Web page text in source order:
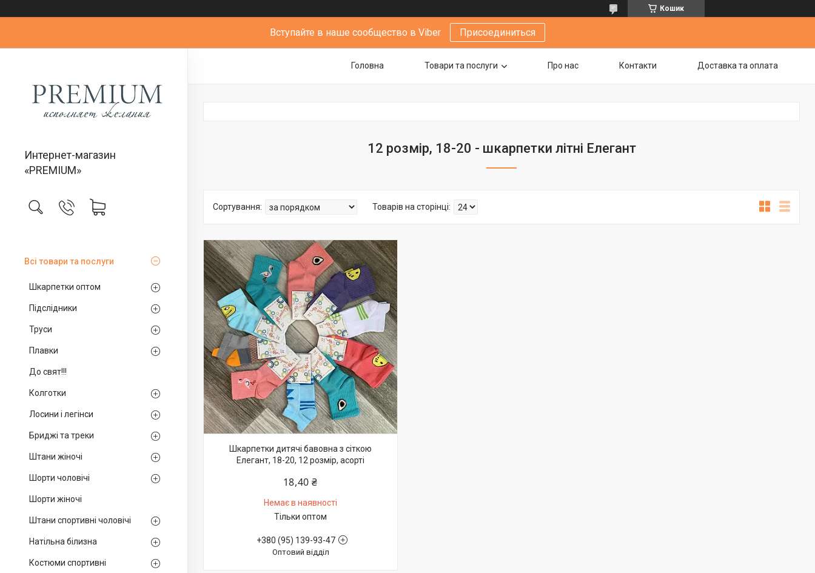
Кошик
Вступайте в наше сообщество в Viber Присоединиться
Интернет-магазин
«PREMIUM»
Всі товари та послуги
Шкарпетки оптом
Підслідники
Труси
Плавки
До свят!!!
Колготки
Лосини і легінси
Бриджі та треки
Штани жіночі
Шорти чоловічі
Шорти жіночі
Штани спортивні чоловічі
Натільна білизна
Костюми спортивні
Головна Товари та послуги Про нас Контакти Доставка та оплата
12 розмір, 18-20 - шкарпетки літні Елегант
Шкарпетки дитячі бавовна з сіткою
Елегант, 18-20, 12 розмір, асорті
18,40 ₴
Немає в наявності
Тільки оптом
+380 (95) 139-93-47
Оптовий відділ